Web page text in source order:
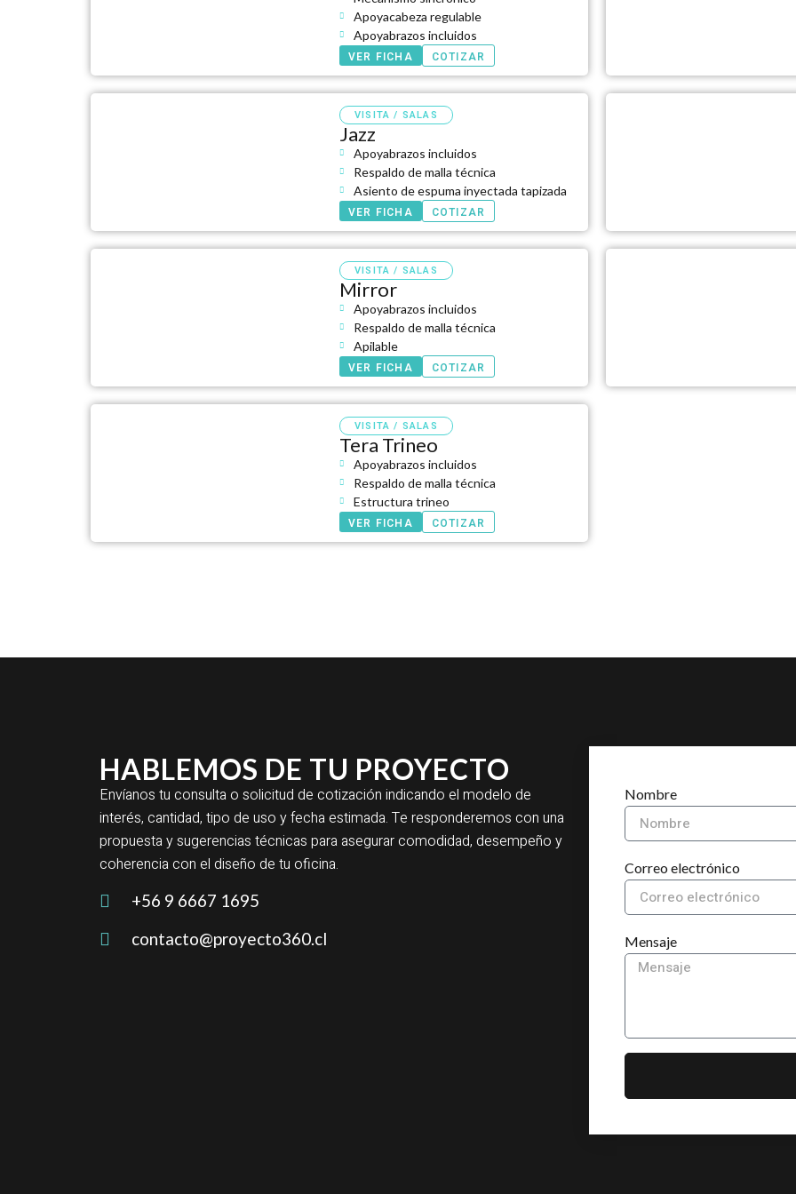
Apoyacabeza regulable
Apoyabrazos incluidos
VER FICHA COTIZAR
VISITA / SALAS
Jazz
Apoyabrazos incluidos
Respaldo de malla técnica
Asiento de espuma inyectada tapizada
VER FICHA COTIZAR
VISITA / SALAS
Mirror
Apoyabrazos incluidos
Respaldo de malla técnica
Apilable
VER FICHA COTIZAR
VISITA / SALAS
Tera Trineo
Apoyabrazos incluidos
Respaldo de malla técnica
Estructura trineo
VER FICHA COTIZAR
HABLEMOS DE TU PROYECTO
Envíanos tu consulta o solicitud de cotización indicando el modelo de
interés, cantidad, tipo de uso y fecha estimada. Te responderemos con una
propuesta y sugerencias técnicas para asegurar comodidad, desempeño y
coherencia con el diseño de tu oficina.
+56 9 6667 1695
contacto@proyecto360.cl
Nombre
Correo electrónico
Mensaje